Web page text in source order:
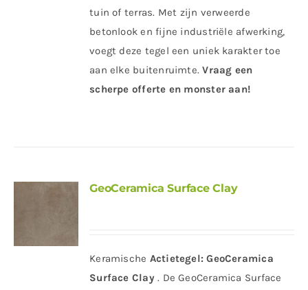
tuin of terras. Met zijn verweerde
betonlook en fijne industriële afwerking,
voegt deze tegel een uniek karakter toe
aan elke buitenruimte.Vraag een
scherpe offerte en monster aan!
GeoCeramica Surface Clay
Keramische Actietegel: GeoCeramica
Surface Clay. De GeoCeramica Surface